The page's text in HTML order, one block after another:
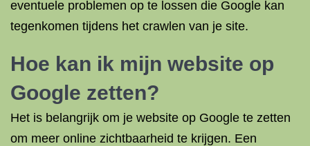
eventuele problemen op te lossen die Google kan
tegenkomen tijdens het crawlen van je site.
Hoe kan ik mijn website op
Google zetten?
Het is belangrijk om je website op Google te zetten
om meer online zichtbaarheid te krijgen. Een